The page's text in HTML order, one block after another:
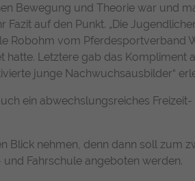
Bewegung und Theorie war und
auf den Punkt. „Die
Robohm vom Pferdesportverband
Letztere gab das Kompliment
junge Nachwuchsausbilder“
ein abwechslungsreiches Freizeit-
Blick nehmen, denn dann soll zum
und Fahrschule angeboten werden.
Wird von Matomo Analytics
um Seitenabrufe des
Sitzung nachzuverfolgen.
Chatbots, indem er
erfasst, um Ihre Erfahrung zu
den Service für alle Nutzer
gestalten.
YouTube
Google Ireland Limited,
Street, Dublin 4, Ireland
1 Jahr
entsperren.
https://policies.google.com/
Cookie-Informationen anzeigen